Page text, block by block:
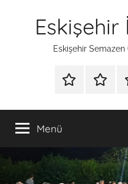
Eskişehir
Eskişehir Semazen
ANA
Menü